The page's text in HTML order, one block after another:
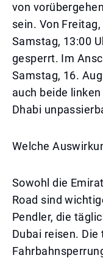
von
sein. Von
Samstag, 13:00
gesperrt. Im
Samstag, 16.
auch beide
Dhabi
Welche
Sowohl die
Road sind
Pendler, die
Dubai reisen. Die